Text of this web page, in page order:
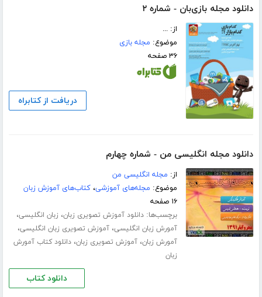
دانلود مجله بازی‌بان - شماره ۲
از: ...
موضوع: مجله بازی
۳۶ صفحه
دریافت از کتابراه
دانلود مجله انگلیسی من - شماره چهارم
از: مجله انگلیسی من
موضوع: مجله‌های آموزشی،کتاب‌های آموزش زبان
۱۶ صفحه
برچسب‌ها:دانلود آموزش تصویری زبان، زبان انگلیسی،
آمورش زبان انگلیسی،آموزش تصویری زبان انگلیسی،
آمورش زبان،آموزش تصویری زبان،دانلود کتاب آمورش
زبان
دانلود کتاب